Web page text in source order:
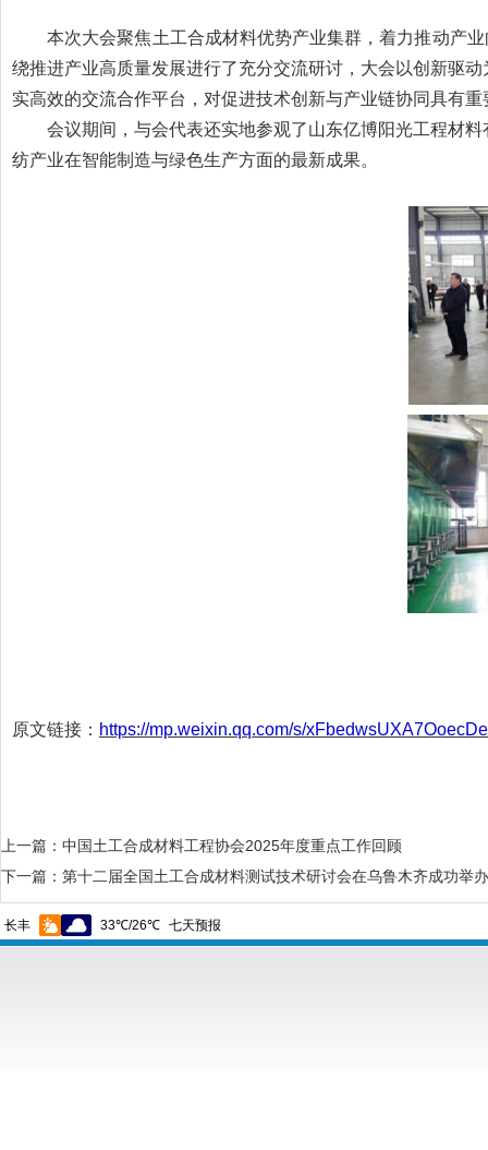
本次大会聚焦土工合成材料优势产业集群，着力推动产业
绕推进产业高质量发展进行了充分交流研讨，大会以创新驱
实高效的交流合作平台，对促进技术创新与产业链协同具有
会议期间，与会代表还实地参观了山东亿博阳光工程材料
纺产业在智能制造与绿色生产方面的最新成果。
原文链接： https://mp.weixin.qq.com/s/
上一篇： 中国土工合成材料工程协会2025年度重点工作回顾
下一篇： 第十二届全国土工合成材料测试技术研讨会在乌鲁木齐成功举办